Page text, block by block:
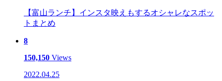
【富山ランチ】インスタ映えもするオシャレなスポッ
トまとめ
8
150,150 Views
2022.04.25